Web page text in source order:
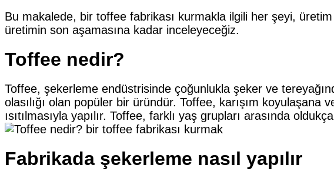
Bu makalede, bir toffee fabrikası kurmakla ilgili her şeyi,
üretimin son aşamasına kadar inceleyeceğiz.
Toffee nedir?
Toffee, şekerleme endüstrisinde çoğunlukla şeker ve
olasılığı olan popüler bir üründür. Toffee, karışım koyulaşana
ısıtılmasıyla yapılır. Toffee, farklı yaş grupları arasında
Fabrikada şekerleme nasıl yapılır